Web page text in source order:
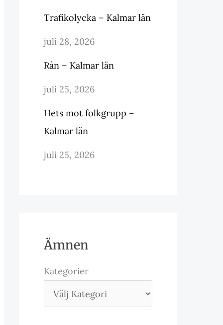
Trafikolycka – Kalmar län
juli 28, 2026
Rån – Kalmar län
juli 25, 2026
Hets mot folkgrupp –
Kalmar län
juli 25, 2026
Ämnen
Kategorier